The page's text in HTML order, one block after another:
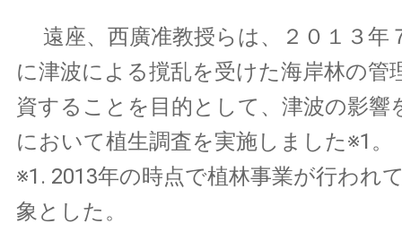
遠座、西廣准教授らは、２０１３年
に津波による撹乱を受けた海岸林の管
資することを目的として、津波の影響
において植生調査を実施しました※1。
※1. 2013年の時点で植林事業が行われ
象とした。